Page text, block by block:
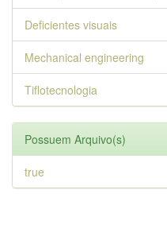
Deficientes visuais
Mechanical engineering
Tiflotecnologia
Possuem Arquivo(s)
true